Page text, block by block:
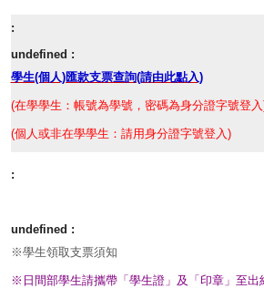
學生(個人)匯款支票查詢(請由此點入)
(在學學生：帳號為學號，密碼為身分證字號登
(個人或非在學學生：請用身分證字號登入)
※學生領取支票須知
※日間部學生請攜帶「學生證」及「印章」至出